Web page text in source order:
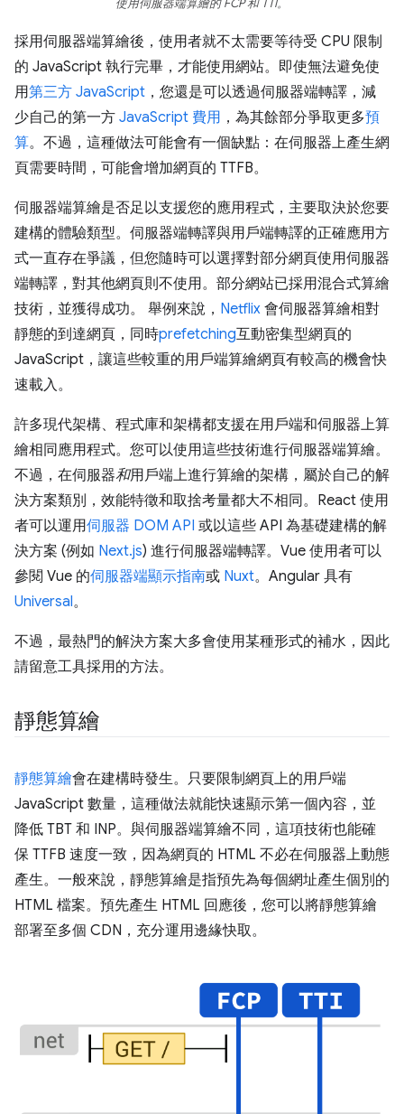
使用伺服器端算繪的 FCP 和 TTI。
採用伺服器端算繪後，使用者就不太需要等待受 CPU 限制
的 JavaScript 執行完畢，才能使用網站。即使無法避免使
用第三方 JavaScript ，您還是可以透過伺服器端轉譯，減
少自己的第一方 JavaScript 費用 ，為其餘部分爭取更多預
算。不過，這種做法可能會有一個缺點：在伺服器上產生網
頁需要時間，可能會增加網頁的 TTFB。
伺服器端算繪是否足以支援您的應用程式，主要取決於您要
建構的體驗類型。伺服器端轉譯與用戶端轉譯的正確應用方
式一直存在爭議，但您隨時可以選擇對部分網頁使用伺服器
端轉譯，對其他網頁則不使用。部分網站已採用混合式算繪
技術，並獲得成功。 舉例來說， Netflix 會伺服器算繪相對
靜態的到達網頁，同時prefetching互動密集型網頁的
JavaScript，讓這些較重的用戶端算繪網頁有較高的機會快
速載入。
許多現代架構、程式庫和架構都支援在用戶端和伺服器上算
繪相同應用程式。您可以使用這些技術進行伺服器端算繪。
不過，在伺服器和用戶端上進行算繪的架構，屬於自己的解
決方案類別，效能特徵和取捨考量都大不相同。React 使用
者可以運用伺服器 DOM API 或以這些 API 為基礎建構的解
決方案 (例如 Next.js) 進行伺服器端轉譯。Vue 使用者可以
參閱 Vue 的伺服器端顯示指南或 Nuxt。Angular 具有
Universal。
不過，最熱門的解決方案大多會使用某種形式的補水，因此
請留意工具採用的方法。
靜態算繪
靜態算繪會在建構時發生。只要限制網頁上的用戶端
JavaScript 數量，這種做法就能快速顯示第一個內容，並
降低 TBT 和 INP。與伺服器端算繪不同，這項技術也能確
保 TTFB 速度一致，因為網頁的 HTML 不必在伺服器上動態
產生。一般來說，靜態算繪是指預先為每個網址產生個別的
HTML 檔案。預先產生 HTML 回應後，您可以將靜態算繪
部署至多個 CDN，充分運用邊緣快取。